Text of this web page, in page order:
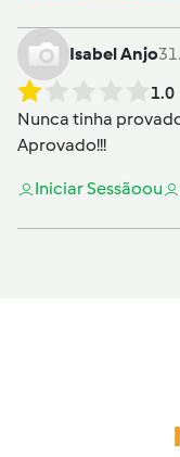
Isabel Anjo
1.0
Nunca tinha
Aprovado!!!
Iniciar Sessãoou